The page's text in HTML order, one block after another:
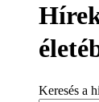
Keresés a